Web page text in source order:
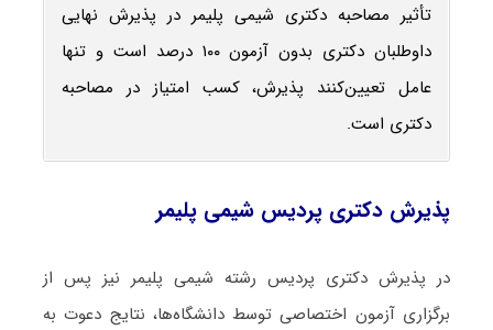
تأثیر مصاحبه دکتری شیمی پلیمر در پذیرش نهایی
داوطلبان دکتری بدون آزمون ۱۰۰ درصد است و تنها
عامل تعیین‌کنند پذیرش، کسب امتیاز در مصاحبه
دکتری است.
پذیرش دکتری پردیس شیمی پلیمر
در پذیرش دکتری پردیس رشته شیمی پلیمر نیز پس از
برگزاری آزمون اختصاصی توسط دانشگاه‌ها، نتایج دعوت به